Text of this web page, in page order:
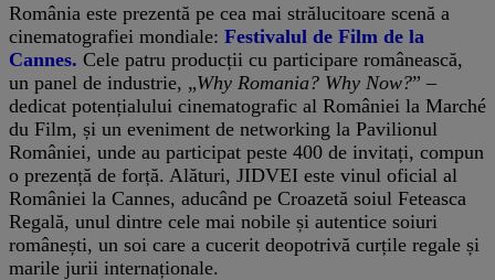
România este prezentă pe cea mai strălucitoare scenă a
cinematografiei mondiale: Festivalul de Film de la
Cannes. Cele patru producții cu participare românească,
un panel de industrie, „Why Romania? Why Now?” –
dedicat potențialului cinematografic al României la Marché
du Film, și un eveniment de networking la Pavilionul
României, unde au participat peste 400 de invitați, compun
o prezență de forță. Alături, JIDVEI este vinul oficial al
României la Cannes, aducând pe Croazetă soiul Feteasca
Regală, unul dintre cele mai nobile și autentice soiuri
românești, un soi care a cucerit deopotrivă curțile regale și
marile jurii internaționale.